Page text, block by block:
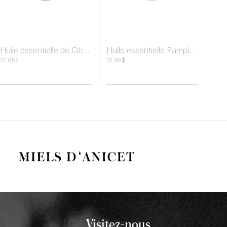
Huile essentielle de Citron
12.95$
Huile essentielle Pamplemousse
12.95$